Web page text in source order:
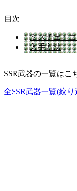
目次
ミスチェ・
入手方法
SSR武器の一覧はこ
全SSR武器一覧(絞